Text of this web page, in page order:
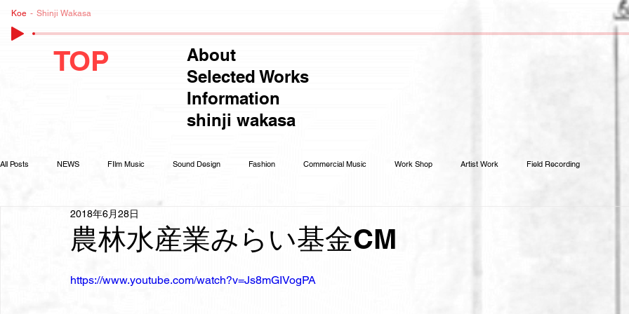
TOP
About
Selected Works
Information
shinji wakasa
Koe Shinji Wakasa
All Posts NEWS FIlm Music Sound Design Fashion Commercial Music Work Shop Artist Work Field Recording
農林水産業みらい基金CM
2018年6月28日
https://www.youtube.com/watch?v=Js8mGIVogPA